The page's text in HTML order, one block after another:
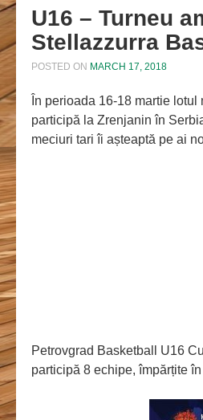
U16 – Turneu
Stellazzurra
POSTED ON MARCH 17, 2018
În perioada 16-18 martie
participă la Zrenjanin în
meciuri tari îi așteaptă pe ai
Petrovgrad Basketball U16
participă 8 echipe, împărțite